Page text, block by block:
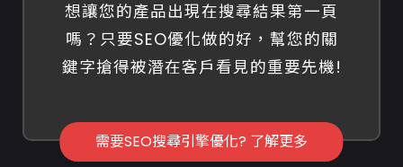
想讓您的產品出現在搜尋結果第一頁
嗎？只要SEO優化做的好，幫您的關
鍵字搶得被潛在客戶看見的重要先機!
需要SEO搜尋引擎優化? 了解更多